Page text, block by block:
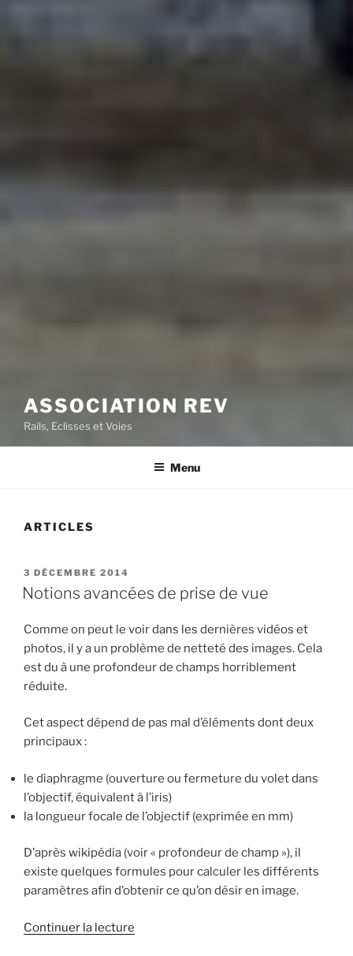
ASSOCIATION REV
Rails, Eclisses et Voies
Menu
ARTICLES
PUBLIÉ
LE
3 DÉCEMBRE 2014
Notions avancées de prise de vue
Comme on peut le voir dans les dernières vidéos et
photos, il y a un problème de netteté des images. Cela
est du à une profondeur de champs horriblement
réduite.
Cet aspect dépend de pas mal d’éléments dont deux
principaux :
le diaphragme (ouverture ou fermeture du volet dans
l’objectif, équivalent à l’iris)
la longueur focale de l’objectif (exprimée en mm)
D’après wikipédia (voir « profondeur de champ »), il
existe quelques formules pour calculer les différents
paramètres afin d’obtenir ce qu’on désir en image.
Continuer la lecture